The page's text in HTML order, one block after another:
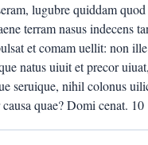
lugubre quiddam
terram nasus indecens
et comam uellit: non
natus uiuit et precor
seruique, nihil colonus
quae? Domi cenat. 10